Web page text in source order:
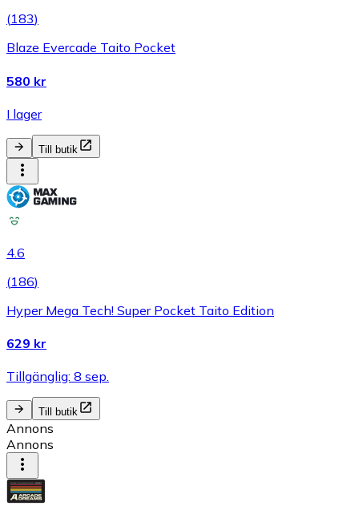
(183)
Blaze Evercade Taito Pocket
580 kr
I lager
Till butik
4.6
(186)
Hyper Mega Tech! Super Pocket Taito Edition
629 kr
Tillgänglig: 8 sep.
Till butik
Annons
Annons